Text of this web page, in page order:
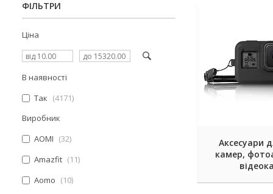
Аксесуари
камер,
ФІЛЬТРИ
Ціна
В наявності
Так
4171
Виробник
AOMI
32
Amazfit
11
Aomo
10